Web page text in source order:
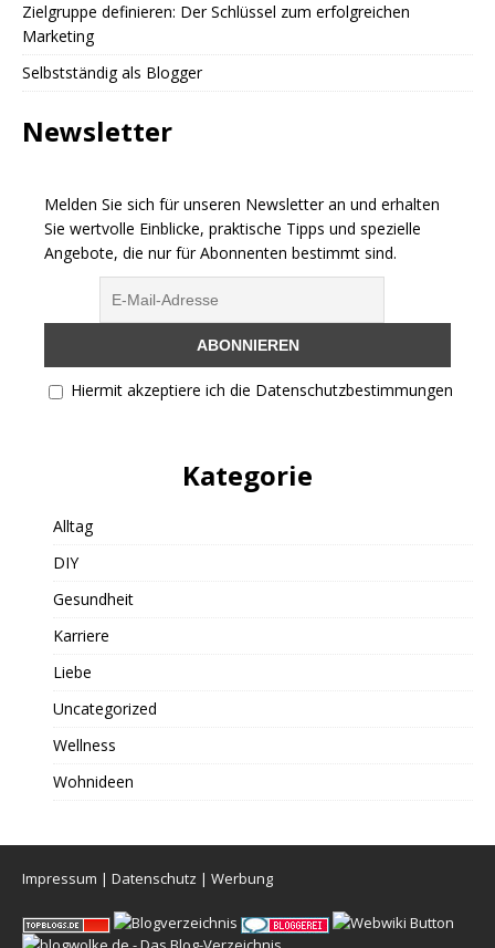
Zielgruppe definieren: Der Schlüssel zum erfolgreichen
Marketing
Selbstständig als Blogger
Newsletter
Melden Sie sich für unseren Newsletter an und erhalten
Sie wertvolle Einblicke, praktische Tipps und spezielle
Angebote, die nur für Abonnenten bestimmt sind.
Hiermit akzeptiere ich die Datenschutzbestimmungen
Kategorie
Alltag
DIY
Gesundheit
Karriere
Liebe
Uncategorized
Wellness
Wohnideen
Impressum | Datenschutz | Werbung